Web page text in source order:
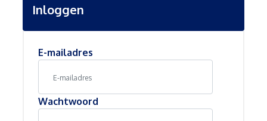
Inloggen
E-mailadres
Wachtwoord